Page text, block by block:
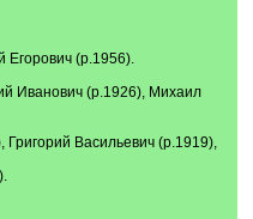
Егорович (р.1956).
Иванович (р.1926), Михаил
Васильевич (р.1919),